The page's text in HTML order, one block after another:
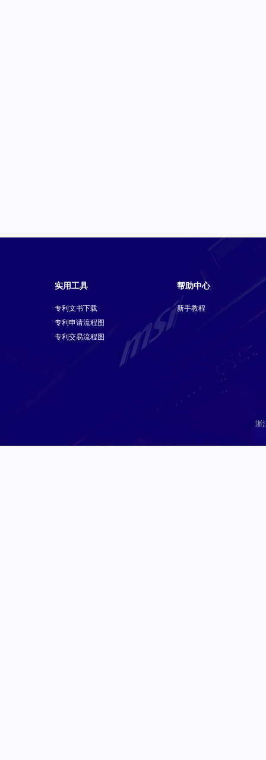
实用工具
专利文书下载
专利申请流程图
专利交易流程图
帮助中心
新手教程
浙